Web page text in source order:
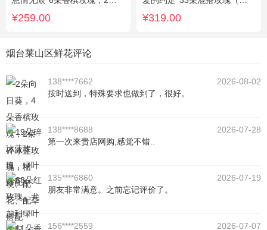
¥259.00 ¥319.00
烟台莱山区鲜花评论
138****7662
2026-08-02
按时送到，特殊要求也做到了，很好。
138****8688
2026-07-28
第一次来贵店网购,感觉不错..
135****6860
2026-07-19
朋友非常满意。之前忘记评价了。
156****2559
2026-07-07